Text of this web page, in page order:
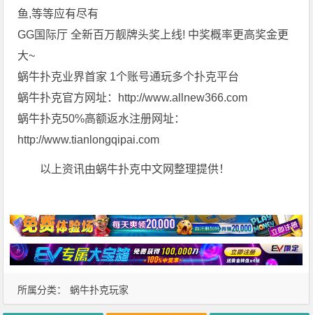
所属分类： 蜗牛扑克玩家
鱼,等等应有尽有
GG国际厅 全新百万靓牌头奖上线! 中奖概率更高奖金更
大~
蜗牛扑克业界首家 1个账号通玩多个扑克平台
蜗牛扑克官方网址：http://www.allnew366.com
蜗牛扑克50%高额返水注册网址：
http://www.tianlongqipai.com
以上资讯由蜗牛扑克中文网整理提供！